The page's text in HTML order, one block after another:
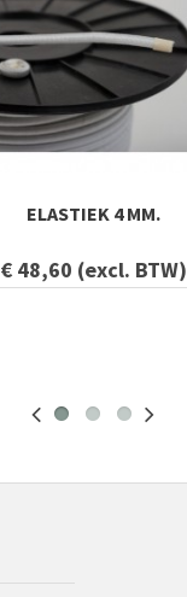
ELASTIEK 4 MM.
€ 48,60 (excl. BTW)